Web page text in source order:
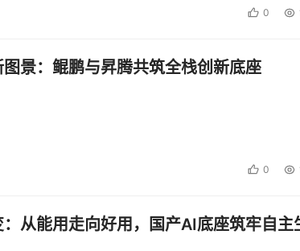
0
景：鲲鹏与昇腾共筑全栈创新底座
0
从能用走向好用，国产AI底座筑牢自主